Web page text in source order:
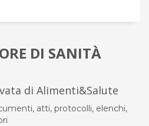
DI SANITÀ
di Alimenti&Salute
atti, protocolli, elenchi,